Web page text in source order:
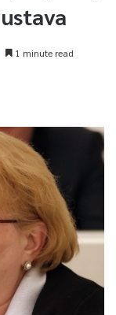
1 minute read